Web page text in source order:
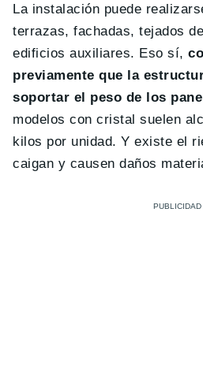
La instalación puede
terrazas, fachadas, tejados
edificios auxiliares. Eso sí,
previamente que la
soportar el peso de los
modelos con cristal suelen
kilos por unidad. Y existe el
caigan y causen daños